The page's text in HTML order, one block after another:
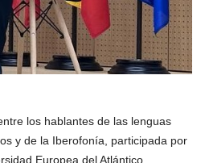
los hablantes de las lenguas
y de la Iberofonía, participada por
Europea del Atlántico